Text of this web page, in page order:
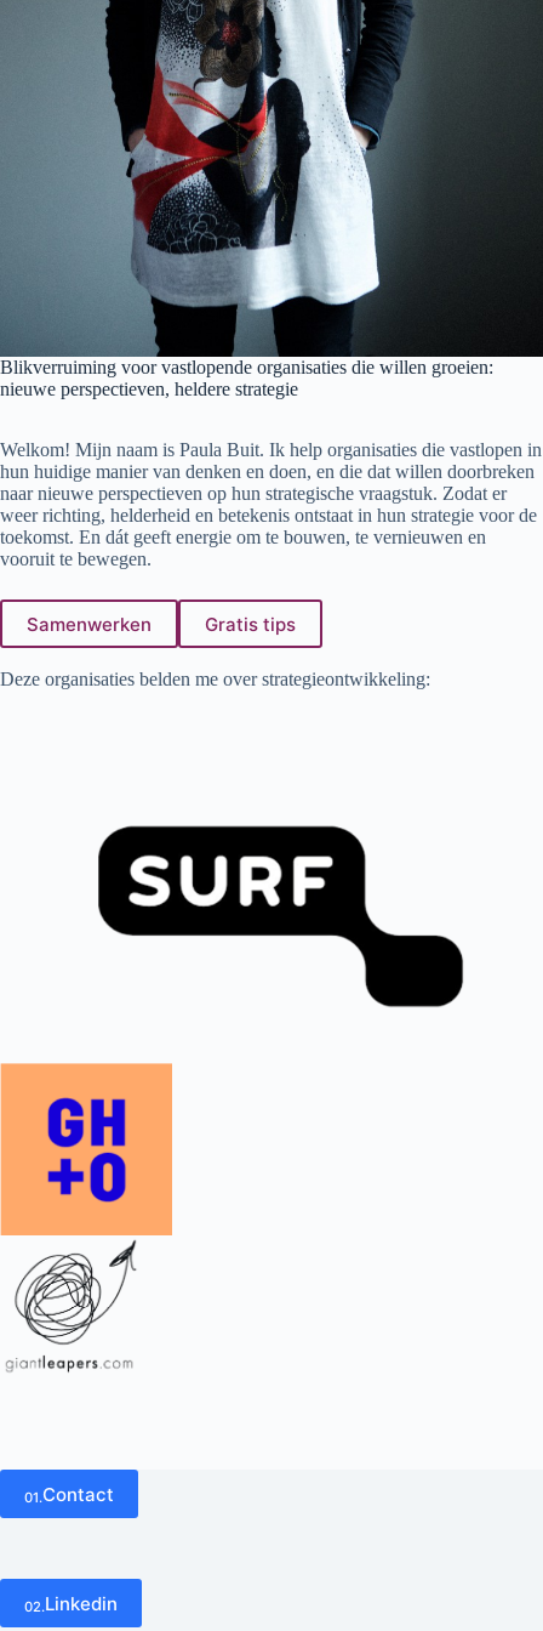
Blikverruiming voor vastlopende organisaties die willen groeien:
nieuwe perspectieven, heldere strategie
Welkom! Mijn naam is Paula Buit. Ik help organisaties die vastlopen in
hun huidige manier van denken en doen, en die dat willen doorbreken
naar nieuwe perspectieven op hun strategische vraagstuk. Zodat er
weer richting, helderheid en betekenis ontstaat in hun strategie voor de
toekomst. En dát geeft energie om te bouwen, te vernieuwen en
vooruit te bewegen.
Samenwerken Gratis tips
Deze organisaties belden me over strategieontwikkeling:
01.Contact
02.Linkedin